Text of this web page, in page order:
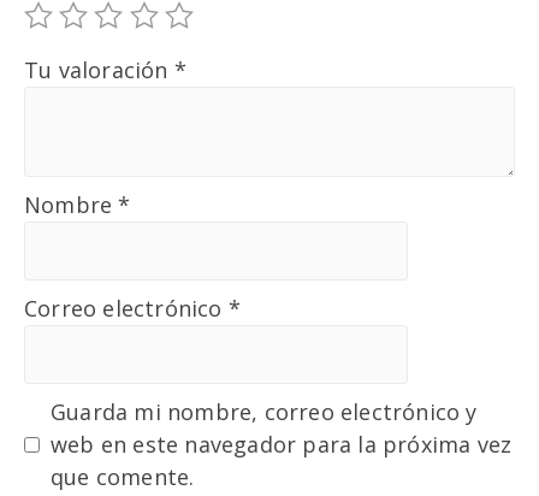
Tu valoración *
Nombre*
Correo electrónico *
Guarda mi nombre, correo electrónico y
web en este navegador para la próxima vez
que comente.